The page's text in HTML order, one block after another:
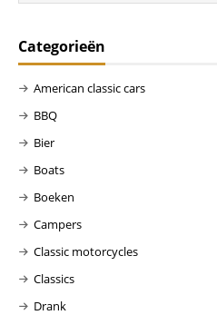
Categorieën
American classic cars
BBQ
Bier
Boats
Boeken
Campers
Classic motorcycles
Classics
Drank